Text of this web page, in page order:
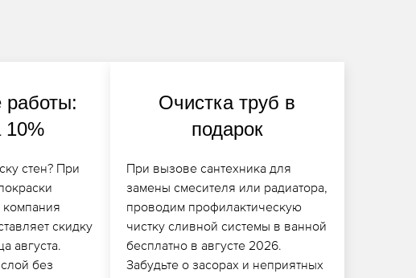
10%
стен? При
скидку
августа.
без
Очистка труб в
подарок
При вызове сантехника для
замены смесителя или радиатора,
проводим профилактическую
чистку сливной системы в ванной
бесплатно в августе 2026.
Забудьте о засорах и неприятных